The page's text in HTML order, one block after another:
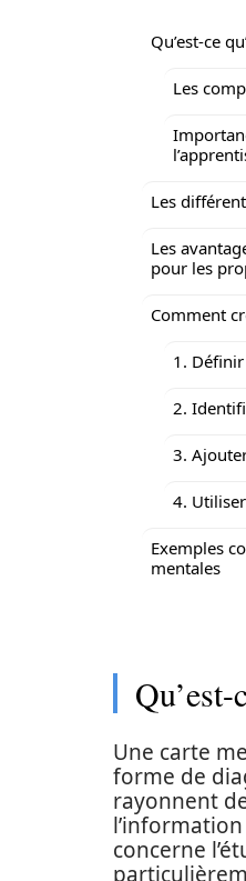
Qu’est-ce
Les
Les
Les
pour les
Comment
1.
2.
3.
4.
Exemples
mentales
Une carte
forme de
rayonnent
concerne